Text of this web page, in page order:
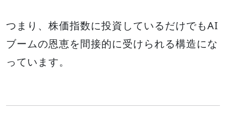
つまり、株価指数に投資しているだけでもAI
ブームの恩恵を間接的に受けられる構造にな
っています。